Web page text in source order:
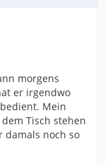
morgens
er irgendwo
Mein
Tisch stehen
noch so